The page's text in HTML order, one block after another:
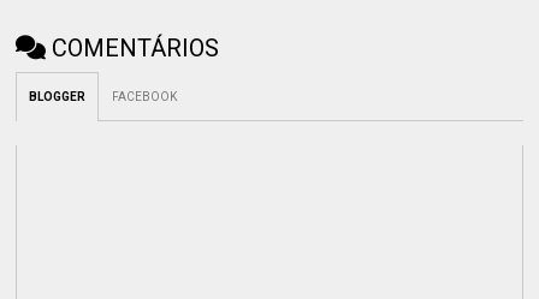
COMENTÁRIOS
BLOGGER FACEBOOK